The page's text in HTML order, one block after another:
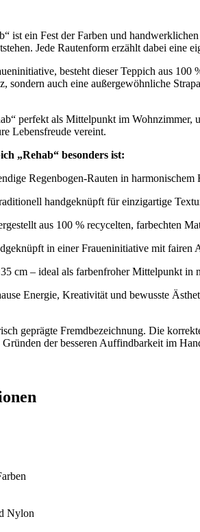
ist ein Fest der Farben und
Jede Rautenform erzählt dabei eine
besteht dieser Teppich aus
sondern auch eine außergewöhnliche
perfekt als Mittelpunkt im Wohnzimmer,
Lebensfreude vereint.
„Rehab“ besonders ist:
Regenbogen-Rauten in
handgeknüpft für einzigartige
aus 100 % recycelten, farbechten
in einer Fraueninitiative mit fairen
cm – ideal als farbenfroher Mittelpunkt in
Energie, Kreativität und bewusste
geprägte Fremdbezeichnung. Die
der besseren Auffindbarkeit im
Nylon